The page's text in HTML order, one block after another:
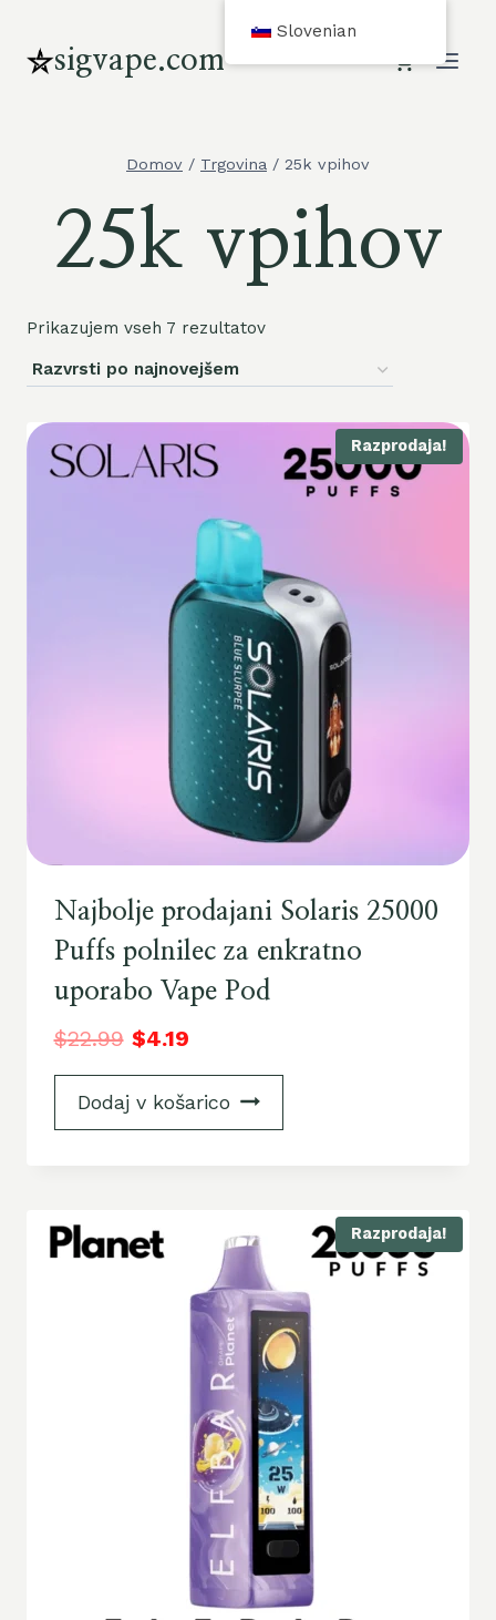
vsebinosigvape.com
Domov / Trgovina / 25k vpihov
25k vpihov
Prikazujem vseh 7 rezultatov
Razprodaja!
Najbolje prodajani Solaris 25000
Puffs polnilec za enkratno
uporabo Vape Pod
$22.99 $4.19
Dodaj v košarico
Razprodaja!
Slovenian